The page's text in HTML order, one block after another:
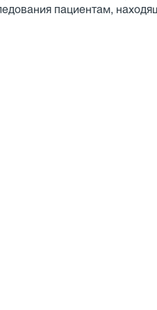
пациентам,